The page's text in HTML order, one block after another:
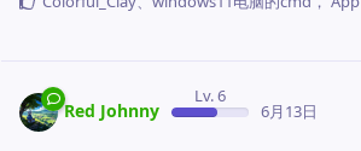
Red Johnny
Lv. 6
6月13日